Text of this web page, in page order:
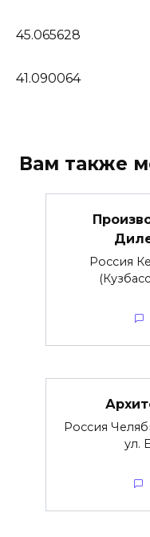
45.065628
41.090064
Вам также
Россия
Россия
ул.